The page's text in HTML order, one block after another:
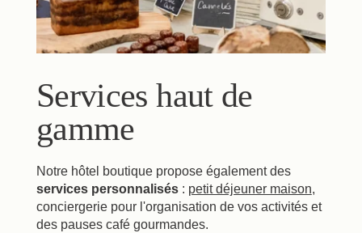
Services haut de
gamme
Notre hôtel boutique propose également des
services personnalisés: petit déjeuner maison,
conciergerie pour l'organisation de vos activités et
des pauses café gourmandes.